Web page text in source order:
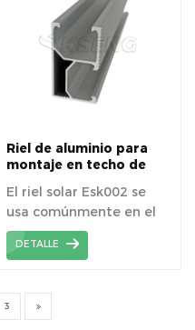
Riel de aluminio para
montaje en techo de
El riel solar Esk002 se
usa comúnmente en el
sistema de montaje
solar de techo de tejas.
DETALLE
3